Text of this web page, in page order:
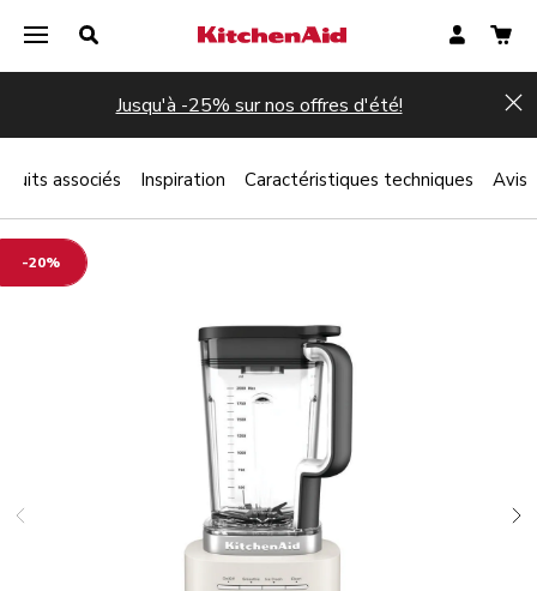
Jusqu'à -25% sur nos offres d'été!
-20%
associés Inspiration Caractéristiques techniques Avis